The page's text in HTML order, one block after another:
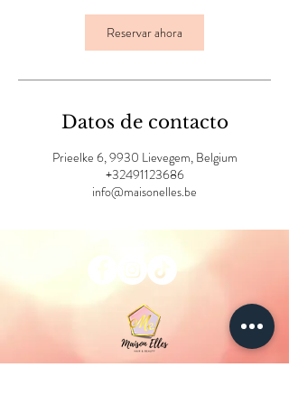
m
i
n
Reservar ahora
Datos de contacto
Prieelke 6, 9930 Lievegem, Belgium
+32491123686
info@maisonelles.be